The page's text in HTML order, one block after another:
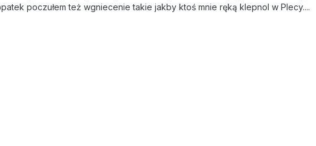
poczułem też wgniecenie takie jakby ktoś mnie ręką klepnol w Plecy....